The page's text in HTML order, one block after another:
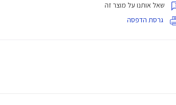
שאל אותנו על מוצר זה
גרסת הדפסה